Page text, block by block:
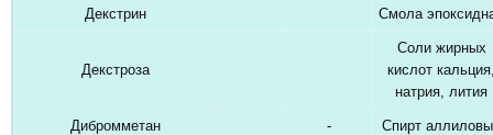
Декстрин Смола
Декстроза
Соли жирных
кислот
натрия, лития
Дибромметан - Спирт